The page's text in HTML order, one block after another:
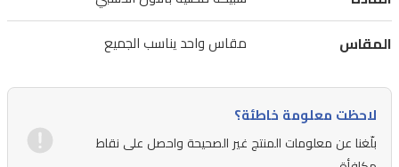
والجمال
مظهرك.
تناسب
هذه
المقاس مقاس واحد يناسب الجميع
لاحظت معلومة خاطئة؟
بلّغنا عن معلومات المنتج غير الصحيحة واحصل على نقاط